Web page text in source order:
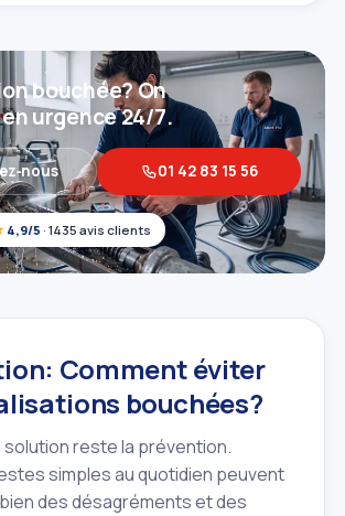
4,9/5 · 1435 avis clients
bouchée? On
urgence 24/7.
01 42 83 15 56
Comment éviter
bouchées?
solution reste la prévention.
simples au quotidien peuvent
des désagréments et des